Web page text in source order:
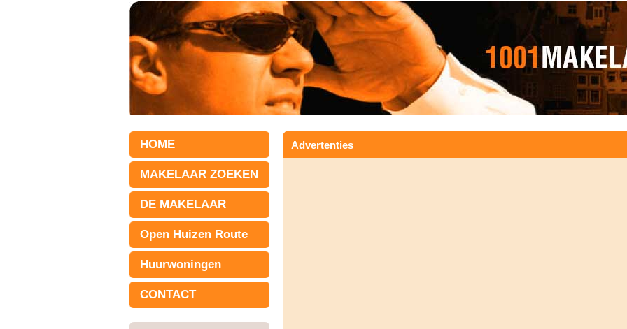
HOME
MAKELAAR ZOEKEN
DE MAKELAAR
Open Huizen Route
Huurwoningen
CONTACT
Advertenties